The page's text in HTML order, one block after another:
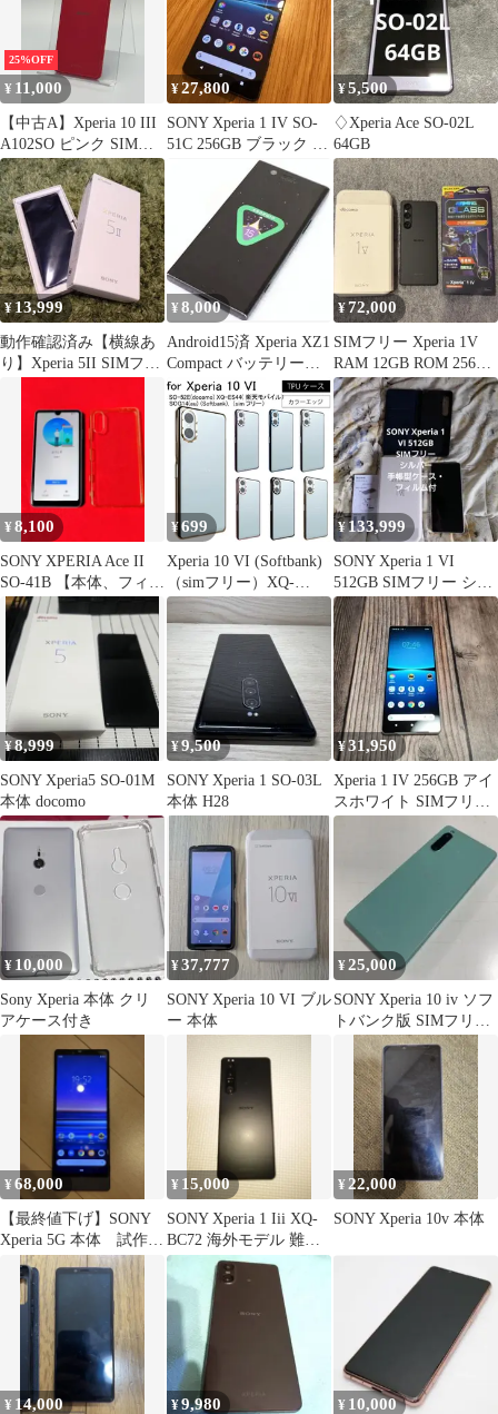
25%OFF
¥ 11,000
【中古A】Xperia 10 III
A102SO ピンク SIMフ
リー 白ロム
¥27,800
SONY Xperia 1 IV SO-
51C 256GB ブラック 訳
¥5,500
♢Xperia Ace SO-02L
64GB
¥13,999
動作確認済み【横線あ
り】Xperia 5II SIMフリ
¥ 8,000
Android15済 Xperia XZ1
Compact バッテリー良
好
¥72,000
SIMフリー Xperia 1V
RAM 12GB ROM 256GB
ブラック
¥8,100
SONY XPERIA Ace II
SO-41B 【本体、フィル
ム、ケース】
¥699
Xperia 10 VI (Softbank)
（simフリー）XQ-
ES44(楽天モバイル）
SOG14(au) SO-
52E(docomo) Xperia
10VIシンプル サイドメ
ッキ加工 TPU クリア
耐衝撃 衝撃吸収 ケース
カバー 保護
¥133,999
SONY Xperia 1 VI
512GB SIMフリー シル
バー
¥8,999
SONY Xperia5 SO-01M
本体 docomo
¥9,500
SONY Xperia 1 SO-03L
本体 H28
¥31,950
Xperia 1 IV 256GB アイ
スホワイト SIMフリー
美品
¥ 10,000
Sony Xperia 本体 クリ
アケース付き
¥37,777
SONY Xperia 10 VI ブル
ー 本体
¥25,000
SONY Xperia 10 iv ソフ
トバンク版 SIMフリー
本体とケース
¥68,000
【最終値下げ】SONY
Xperia 5G 本体 試作
機 prototype
¥ 15,000
SONY Xperia 1 Iii XQ-
BC72 海外モデル 難有
り
¥22,000
SONY Xperia 10v 本体
¥ 14,000 ¥9,980 ¥ 10,000